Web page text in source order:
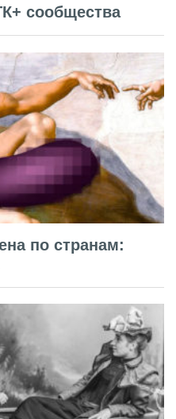
сообщества
по странам: